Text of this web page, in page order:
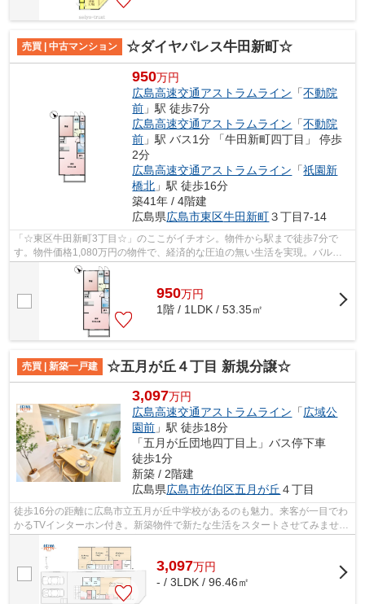
売買 | 中古マンション ☆ダイヤパレス牛田新町☆
950万円
広島高速交通アストラムライン 「不動院
前 」駅 徒歩7分
広島高速交通アストラムライン 「不動院
前 」駅 バス1分 「牛田新町四丁目」 停歩
2分
広島高速交通アストラムライン 「祇園新
橋北 」駅 徒歩16分
築41年 / 4階建
広島県広島市東区牛田新町３丁目7-14
「☆東区牛田新町3丁目☆」のここがイチオシ。物件から駅まで徒歩7分で
す。物件価格1,080万円の物件で、経済的な圧迫の無い生活を実現。バルコ
ニーの広さは4.42㎡です。住まい探しで大切...
950万円
1階 / 1LDK / 53.35㎡
売買 | 新築一戸建 ☆五月が丘４丁目 新規分譲☆
3,097万円
広島高速交通アストラムライン 「広域公
園前 」駅 徒歩18分
「五月が丘団地四丁目上」バス停下車
徒歩1分
新築 / 2階建
広島県広島市佐伯区五月が丘 ４丁目
徒歩16分の距離に広島市立五月が丘中学校があるのも魅力。来客が一目でわ
かるTVインターホン付き。新築物件で新たな生活をスタートさせてみません
3,097万円
- / 3LDK / 96.46㎡